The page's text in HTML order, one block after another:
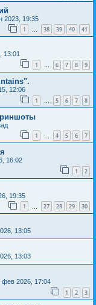
2023, 19:35
1 38 39 40 41
13:01
1 … 6 7 8 9
12:06
1 … 5 6 7 8
1 4 5 6 7
16:02
1 2
19:35
1 27 28 29 30
13:05
13:03
фев 2026, 17:04
1 2 3